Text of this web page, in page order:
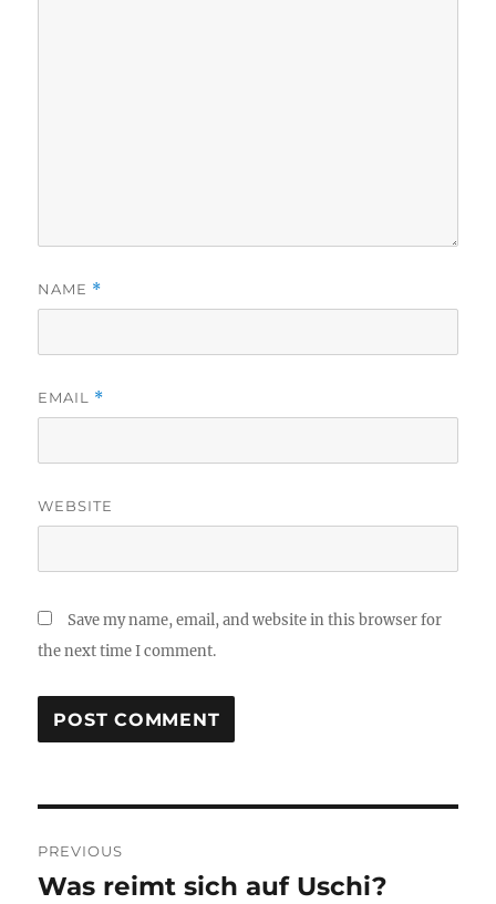
NAME *
EMAIL *
WEBSITE
Save my name, email, and website in this browser for
the next time I comment.
navigation
PREVIOUS
Previous
Was reimt sich auf Uschi?